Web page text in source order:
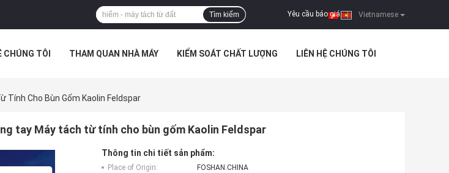
Vietnamese
Yêu cầu báo giá |
Tìm kiếm
CHÚNG TÔI THAM QUAN NHÀ MÁY KIỂM SOÁT CHẤT LƯỢNG LIÊN HỆ CHÚNG TÔI
Tính Cho Bùn Gốm Kaolin Feldspar
tay Máy tách từ tính cho bùn gốm Kaolin Feldspar
Thông tin chi tiết sản phẩm:
Place of Origin:
FOSHAN.CHINA